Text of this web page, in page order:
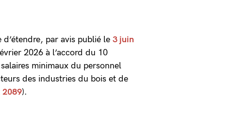
par avis publié le 3 juin
2026 à l’accord du 10
minimaux du personnel
des industries du bois et de
2089).